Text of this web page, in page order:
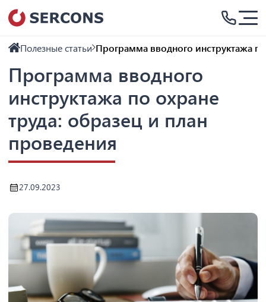
Полезные статьи Программа вводного инструктажа
Программа вводного
инструктажа по охране
труда: образец и план
проведения
27.09.2023